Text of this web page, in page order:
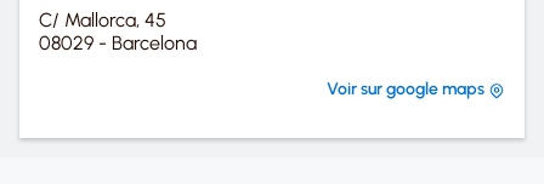
C/ Mallorca, 45
08029 - Barcelona
Voir sur google maps